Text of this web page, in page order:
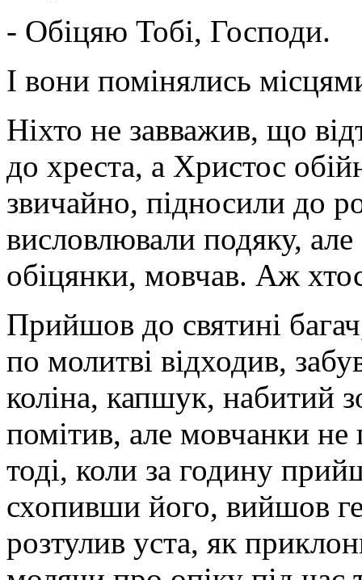
- Обіцяю Тобі, Господи.
І вони помінялись
Ніхто не завважив, що
до хреста, а Христос
звичайно, підносили до
висловлювали подяку,
обіцянки, мовчав. Аж
Прийшов до святині
по молитві відходив,
коліна, капшук, набитий
помітив, але мовчанки не
тоді, коли за годину
схопивши його, вийшов
розтулив уста, як